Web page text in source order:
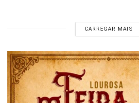
CARREGAR MAIS